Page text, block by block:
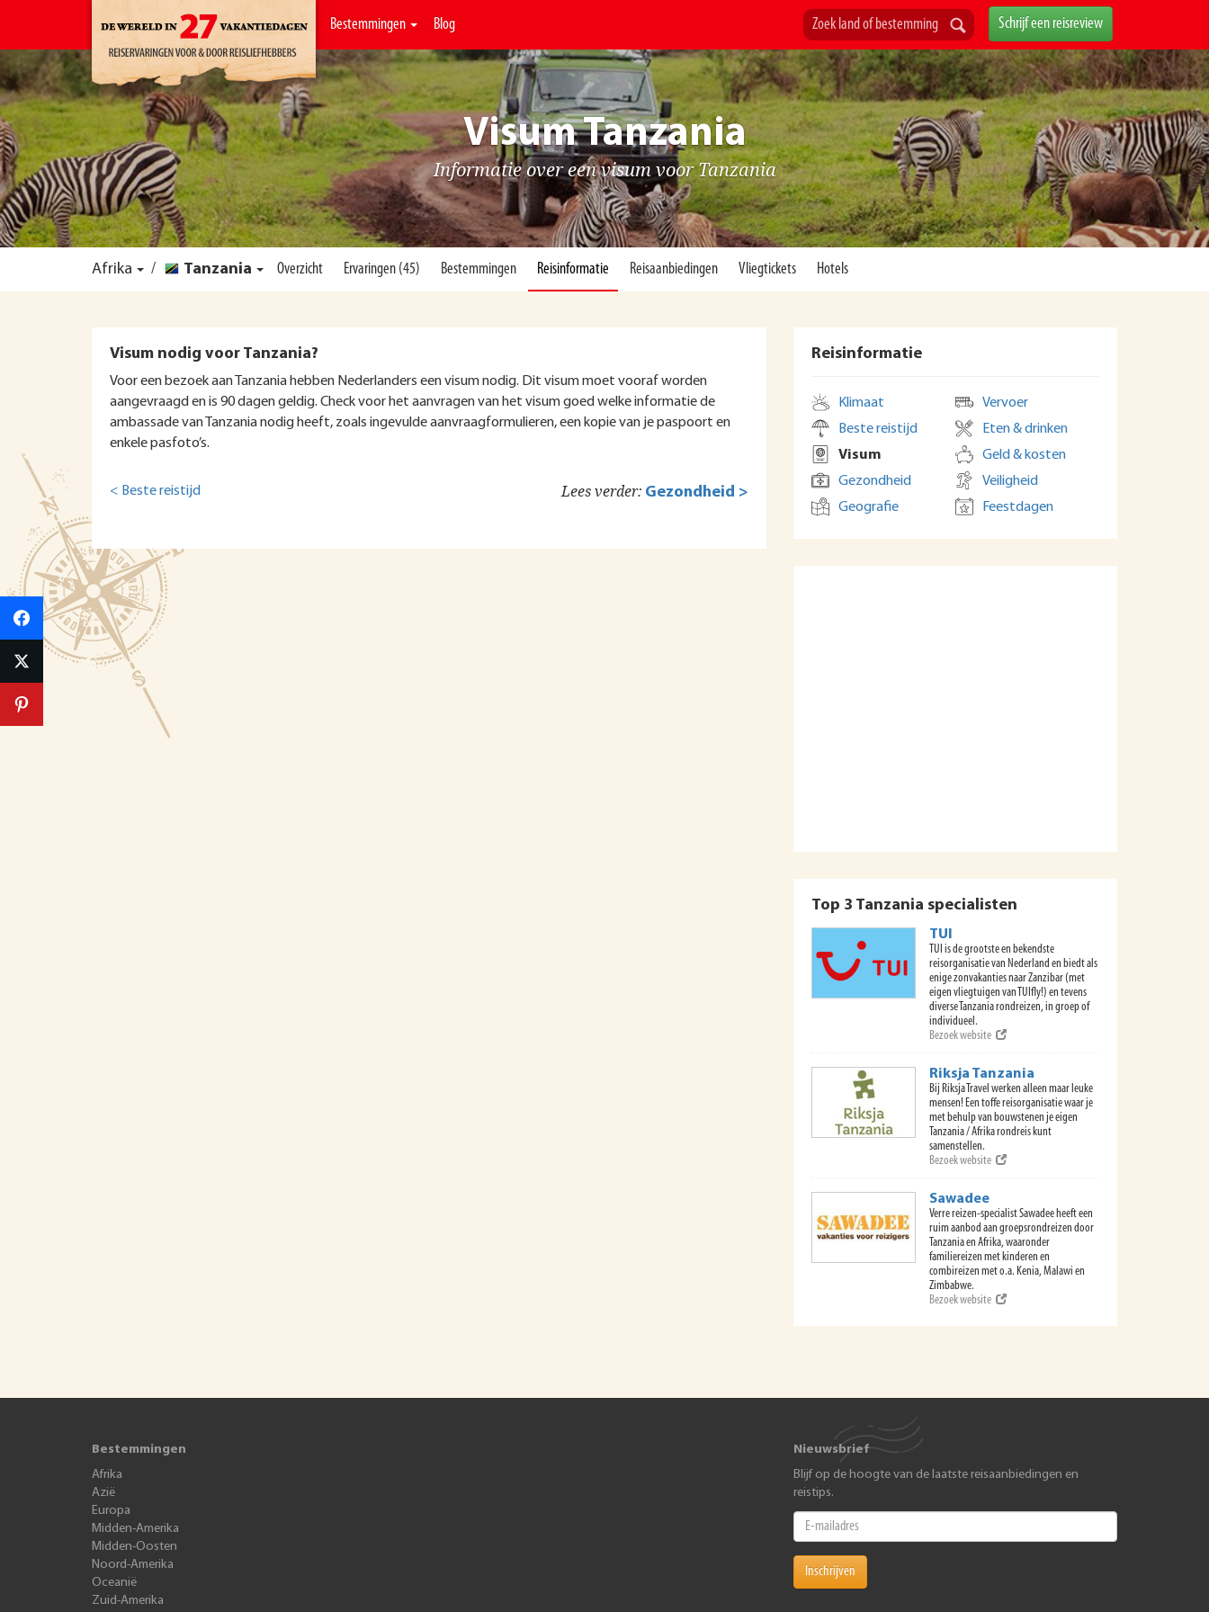
Bestemmingen Blog Schrijf een reisreview
Visum Tanzania
Informatie over een visum voor Tanzania
Afrika / Tanzania Overzicht Ervaringen (45) Bestemmingen Reisinformatie Reisaanbiedingen Vliegtickets Hotels
Visum nodig voor Tanzania?
Voor een bezoek aan Tanzania hebben Nederlanders een visum nodig. Dit visum moet vooraf worden
aangevraagd en is 90 dagen geldig. Check voor het aanvragen van het visum goed welke informatie de
ambassade van Tanzania nodig heeft, zoals ingevulde aanvraagformulieren, een kopie van je paspoort en
enkele pasfoto’s.
< Beste reistijd Lees verder: Gezondheid >
Reisinformatie
Klimaat
Beste reistijd
Visum
Gezondheid
Geografie
Vervoer
Eten & drinken
Geld & kosten
Veiligheid
Feestdagen
Top 3 Tanzania specialisten
TUI
TUI is de grootste en bekendste
reisorganisatie van Nederland en biedt als
enige zonvakanties naar Zanzibar (met
eigen vliegtuigen van TUIfly!) en tevens
diverse Tanzania rondreizen, in groep of
individueel.
Bezoek website
Riksja Tanzania
Bij Riksja Travel werken alleen maar leuke
mensen! Een toffe reisorganisatie waar je
met behulp van bouwstenen je eigen
Tanzania / Afrika rondreis kunt
samenstellen.
Bezoek website
Sawadee
Verre reizen-specialist Sawadee heeft een
ruim aanbod aan groepsrondreizen door
Tanzania en Afrika, waaronder
familiereizen met kinderen en
combireizen met o.a. Kenia, Malawi en
Zimbabwe.
Bezoek website
Bestemmingen
Afrika
Azië
Europa
Midden-Amerika
Midden-Oosten
Noord-Amerika
Oceanië
Zuid-Amerika
Nieuwsbrief
Blijf op de hoogte van de laatste reisaanbiedingen en
reistips.
Inschrijven